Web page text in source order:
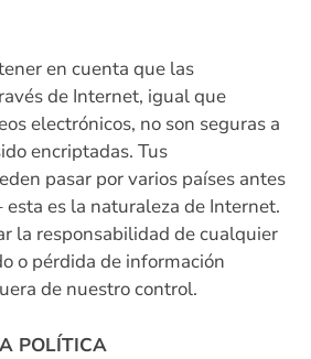
en cuenta que las
de Internet, igual que
electrónicos, no son seguras a
encriptadas. Tus
pasar por varios países antes
esta es la naturaleza de Internet.
la responsabilidad de cualquier
o pérdida de información
de nuestro control.
POLÍTICA